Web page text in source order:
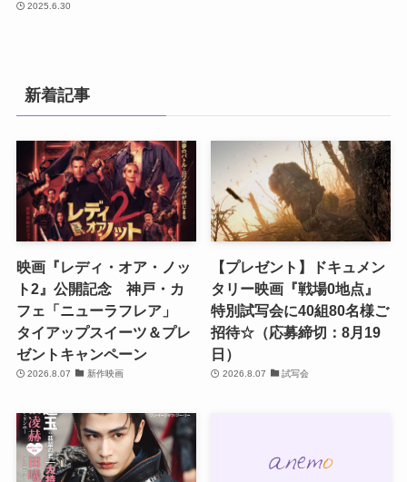
2025.6.30
新着記事
映画『レディ・オア・ノッ
ト2』公開記念 神戸・カ
フェ「ニューラフレア」
タイアップスイーツ＆プレ
ゼントキャンペーン
2026.8.07 新作映画
【プレゼント】ドキュメン
タリー映画『戦場0地点』
特別試写会に40組80名様ご
招待☆（応募締切：8月19
日）
2026.8.07 試写会